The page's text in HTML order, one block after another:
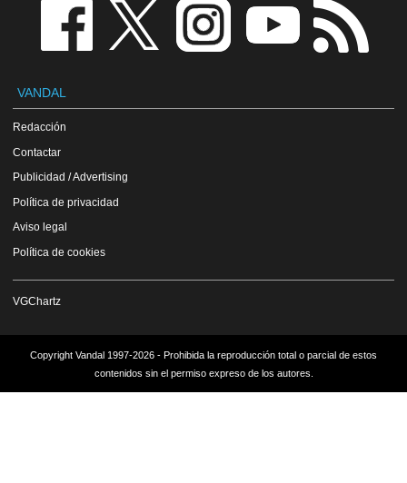
VANDAL
Redacción
Contactar
Publicidad / Advertising
Política de privacidad
Aviso legal
Política de cookies
VGChartz
Copyright Vandal 1997-2026 - Prohibida la reproducción total o parcial de estos
contenidos sin el permiso expreso de los autores.